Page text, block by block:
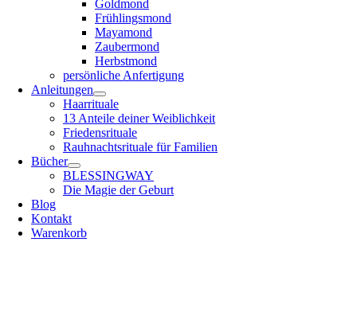
Goldmond
Frühlingsmond
Mayamond
Zaubermond
Herbstmond
persönliche Anfertigung
Anleitungen
Haarrituale
13 Anteile deiner Weiblichkeit
Friedensrituale
Rauhnachtsrituale für Familien
Bücher
BLESSINGWAY
Die Magie der Geburt
Blog
Kontakt
Warenkorb